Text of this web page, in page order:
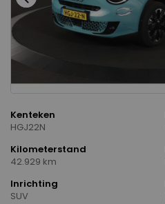
Kenteken
HGJ22N
Kilometerstand
42.929 km
Inrichting
SUV